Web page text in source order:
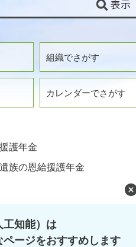
組織でさがす
カレンダーでさがす
護年金
族の恩給援護年金
工知能）は
ページをおすすめします